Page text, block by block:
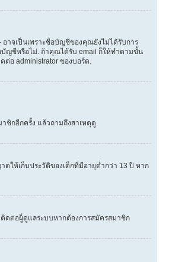
าจเป็นเพราะชื่อบัญชีของคุณยังไม่ได้รับการ
บัญชีหรือไม่. ถ้าคุณได้รับ email ก็ให้ทำตามขั้น
อ administrator ของบอร์ด.
ชิกอีกครั้ง แล้วถามถึงสาเหตุดู.
ตให้เก็บประวัติของเด็กที่มีอายุต่ำกว่า 13 ปี หาก
ติดต่อผู็ดูแลระบบหากต้องการสมัครสมาชิก